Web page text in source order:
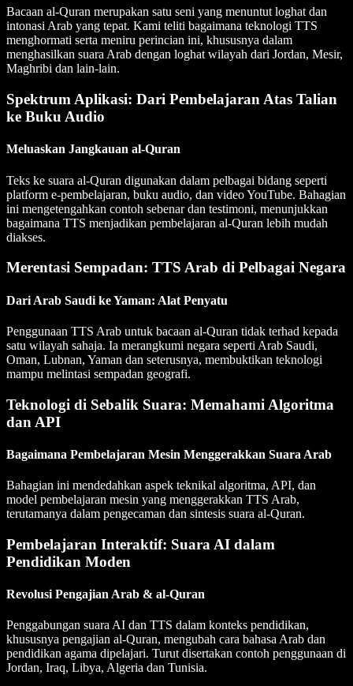
Bacaan al-Quran merupakan satu seni yang menuntut loghat dan
intonasi Arab yang tepat. Kami teliti bagaimana teknologi TTS
menghormati serta meniru perincian ini, khususnya dalam
menghasilkan suara Arab dengan loghat wilayah dari Jordan, Mesir,
Maghribi dan lain-lain.
Spektrum Aplikasi: Dari Pembelajaran Atas Talian
ke Buku Audio
Meluaskan Jangkauan al-Quran
Teks ke suara al-Quran digunakan dalam pelbagai bidang seperti
platform e-pembelajaran, buku audio, dan video YouTube. Bahagian
ini mengetengahkan contoh sebenar dan testimoni, menunjukkan
bagaimana TTS menjadikan pembelajaran al-Quran lebih mudah
diakses.
Merentasi Sempadan: TTS Arab di Pelbagai Negara
Dari Arab Saudi ke Yaman: Alat Penyatu
Penggunaan TTS Arab untuk bacaan al-Quran tidak terhad kepada
satu wilayah sahaja. Ia merangkumi negara seperti Arab Saudi,
Oman, Lubnan, Yaman dan seterusnya, membuktikan teknologi
mampu melintasi sempadan geografi.
Teknologi di Sebalik Suara: Memahami Algoritma
dan API
Bagaimana Pembelajaran Mesin Menggerakkan Suara Arab
Bahagian ini mendedahkan aspek teknikal algoritma, API, dan
model pembelajaran mesin yang menggerakkan TTS Arab,
terutamanya dalam pengecaman dan sintesis suara al-Quran.
Pembelajaran Interaktif: Suara AI dalam
Pendidikan Moden
Revolusi Pengajian Arab & al-Quran
Penggabungan suara AI dan TTS dalam konteks pendidikan,
khususnya pengajian al-Quran, mengubah cara bahasa Arab dan
pendidikan agama dipelajari. Turut disertakan contoh penggunaan di
Jordan, Iraq, Libya, Algeria dan Tunisia.